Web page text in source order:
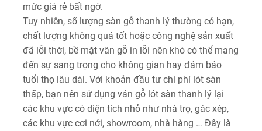
mức giá rẻ bất ngờ.
Tuy nhiên, số lượng sàn gỗ thanh lý thường có hạn,
chất lượng không quá tốt hoặc công nghệ sản xuất
đã lỗi thời, bề mặt vân gỗ in lỗi nên khó có thể mang
đến sự sang trọng cho không gian hay đảm bảo
tuổi thọ lâu dài. Với khoản đầu tư chi phí lót sàn
thấp, bạn nên sử dụng ván gỗ lót sàn thanh lý lại
các khu vực có diện tích nhỏ như nhà trọ, gác xép,
các khu vực cơi nới, showroom, nhà hàng … Đây là